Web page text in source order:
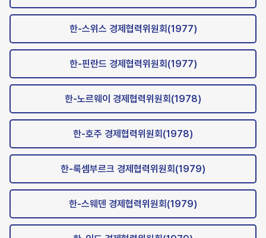
한-스위스 경제협력위원회(1977)
한-핀란드 경제협력위원회(1977)
한-노르웨이 경제협력위원회(1978)
한-호주 경제협력위원회(1978)
한-룩셈부르크 경제협력위원회(1979)
한-스웨덴 경제협력위원회(1979)